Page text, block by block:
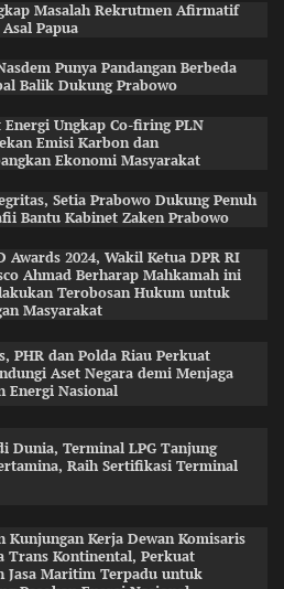
Masalah Rekrutmen Afirmatif
Papua
Punya Pandangan Berbeda
Balik Dukung Prabowo
Energi Ungkap Co-firing PLN
Emisi Karbon dan
Ekonomi Masyarakat
Setia Prabowo Dukung Penuh
Bantu Kabinet Zaken Prabowo
Awards 2024, Wakil Ketua DPR RI
Ahmad Berharap Mahkamah ini
Terobosan Hukum untuk
Masyarakat
PHR dan Polda Riau Perkuat
Aset Negara demi Menjaga
Energi Nasional
Dunia, Terminal LPG Tanjung
Raih Sertifikasi Terminal
Kunjungan Kerja Dewan Komisaris
Trans Kontinental, Perkuat
Jasa Maritim Terpadu untuk